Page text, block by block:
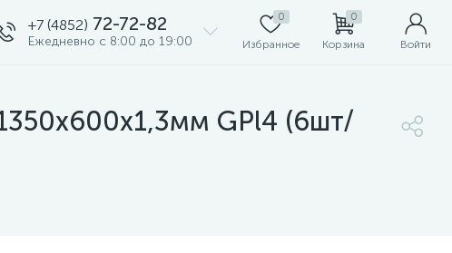
+7 (4852) 72-72-82
Ежедневно с 8:00 до 19:00
0
Избранное
0
Корзина Войти
GPl4 (6шт/